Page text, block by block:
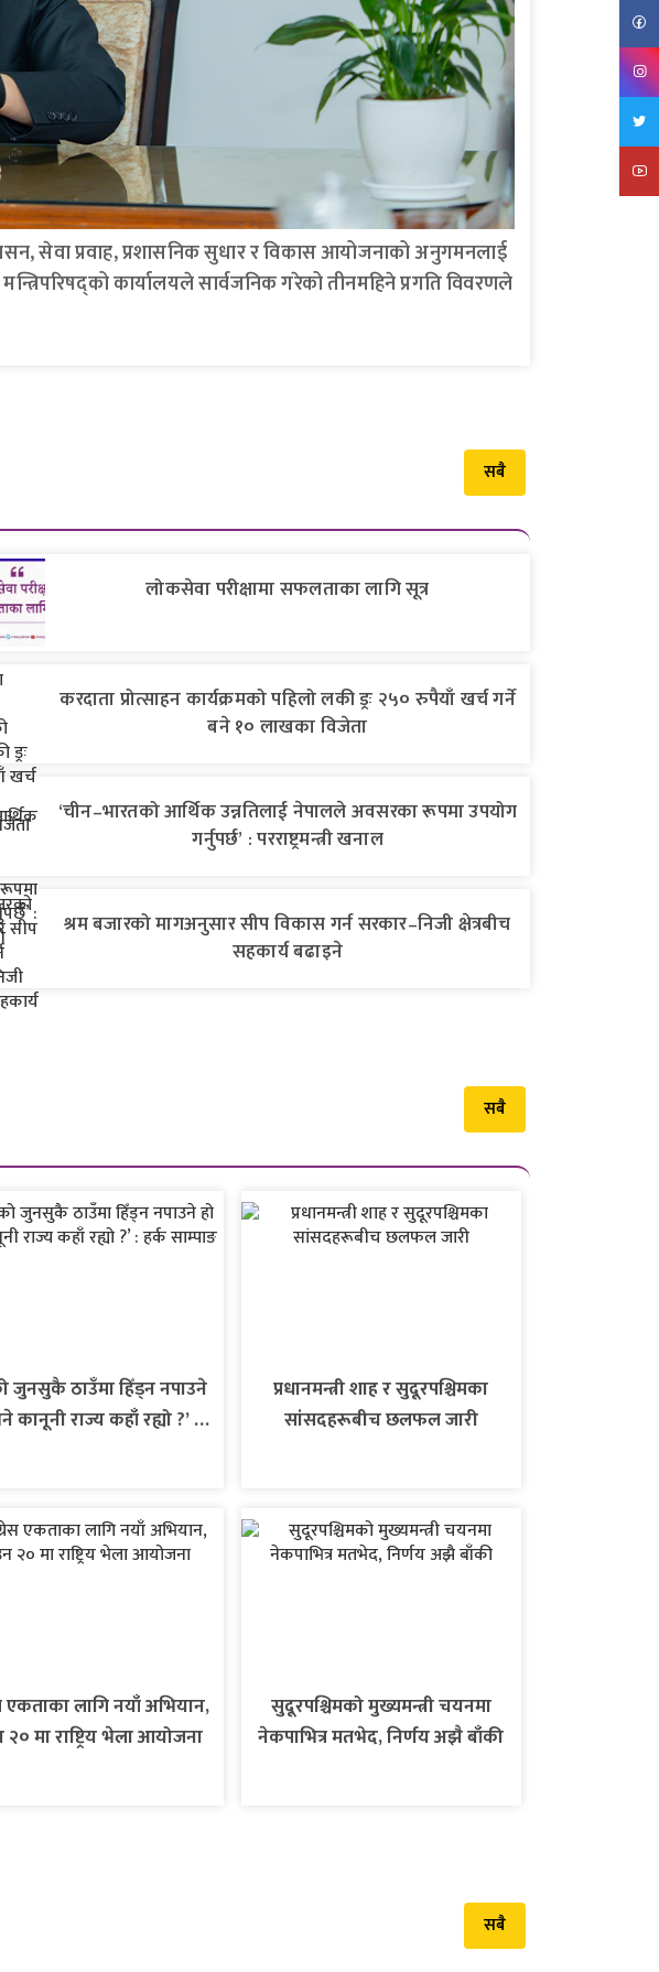
सेवा प्रवाह, प्रशासनिक सुधार र विकास आयोजनाको अनुगमनलाई
कार्यालयले सार्वजनिक गरेको तीनमहिने प्रगति विवरणले
सबै
लोकसेवा परीक्षामा सफलताका लागि सूत्र
करदाता प्रोत्साहन कार्यक्रमको पहिलो लकी ड्रः २५० रुपैयाँ खर्च गर्ने
बने १० लाखका विजेता
‘चीन–भारतको आर्थिक उन्नतिलाई नेपालले अवसरका रूपमा उपयोग
गर्नुपर्छ’ : परराष्ट्रमन्त्री खनाल
श्रम बजारको मागअनुसार सीप विकास गर्न सरकार–निजी क्षेत्रबीच
सहकार्य बढाइने
सबै
जुनसुकै ठाउँमा हिँड्न नपाउने
कानूनी राज्य कहाँ रह्यो ?’ :
प्रधानमन्त्री शाह र सुदूरपश्चिमका
सांसदहरूबीच छलफल जारी
एकताका लागि नयाँ अभियान,
मा राष्ट्रिय भेला आयोजना
सुदूरपश्चिमको मुख्यमन्त्री चयनमा
नेकपाभित्र मतभेद, निर्णय अझै बाँकी
सबै